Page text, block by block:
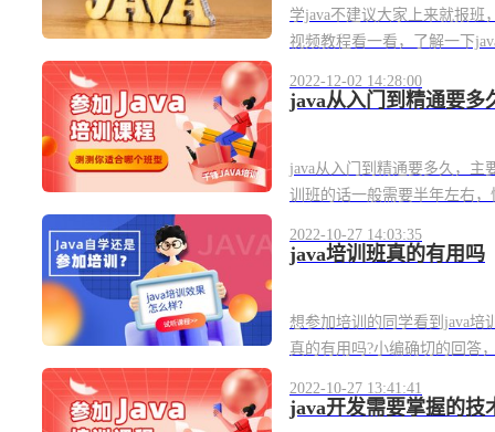
学java不建议大家上来就报班
视频教程看一看，了解一下
2022-12-02 14:28:00
java从入门到精通要多
java从入门到精通要多久，
训班的话一般需要半年左右
2022-10-27 14:03:35
java培训班真的有用吗
想参加培训的同学看到java培
真的有用吗?小编确切的回答
2022-10-27 13:41:41
java开发需要掌握的技